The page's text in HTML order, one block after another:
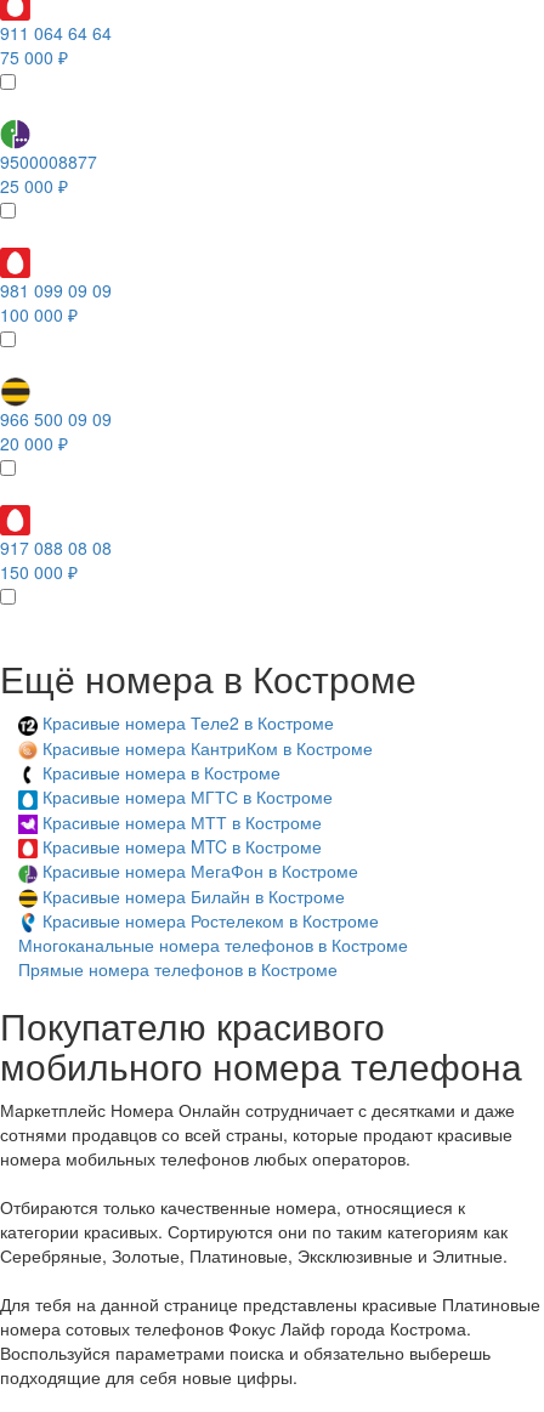
911 064 64 64
75 000 ₽
9500008877
25 000 ₽
981 099 09 09
100 000 ₽
966 500 09 09
20 000 ₽
917 088 08 08
150 000 ₽
Ещё номера в Костроме
Красивые номера Теле2 в Костроме
Красивые номера КантриКом в Костроме
Красивые номера в Костроме
Красивые номера МГТС в Костроме
Красивые номера МТТ в Костроме
Красивые номера MTC в Костроме
Красивые номера МегаФон в Костроме
Красивые номера Билайн в Костроме
Красивые номера Ростелеком в Костроме
Многоканальные номера телефонов в Костроме
Прямые номера телефонов в Костроме
Покупателю красивого
мобильного номера телефона
Маркетплейс Номера Онлайн сотрудничает с десятками и даже
сотнями продавцов со всей страны, которые продают красивые
номера мобильных телефонов любых операторов.
Отбираются только качественные номера, относящиеся к
категории красивых. Сортируются они по таким категориям как
Серебряные, Золотые, Платиновые, Эксклюзивные и Элитные.
Для тебя на данной странице представлены красивые Платиновые
номера сотовых телефонов Фокус Лайф города Кострома.
Воспользуйся параметрами поиска и обязательно выберешь
подходящие для себя новые цифры.